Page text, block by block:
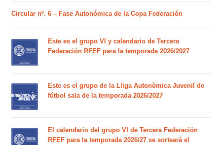
Circular nº. 6 – Fase Autonómica de la Copa Federación
Este es el grupo VI y calendario de Tercera
Federación RFEF para la temporada 2026/2027
Este es el grupo de la Lliga Autonòmica Juvenil de
fútbol sala de la temporada 2026/2027
El calendario del grupo VI de Tercera Federación
RFEF para la temporada 2026/27 se sorteará el